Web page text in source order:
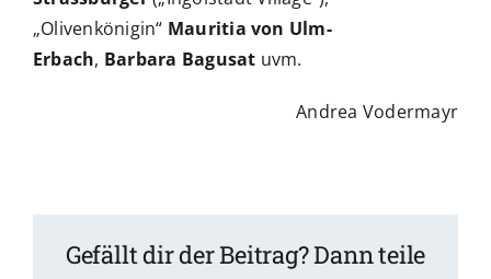
„Olivenkönigin“ Mauritia von Ulm-
Erbach, Barbara Bagusat uvm.
Andrea Vodermayr
Gefällt dir der Beitrag? Dann teile